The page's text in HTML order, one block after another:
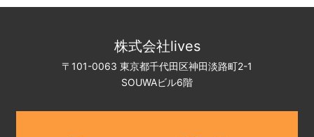
株式会社lives
〒101-0063 東京都千代田区神田淡路町2-1
SOUWAビル6階